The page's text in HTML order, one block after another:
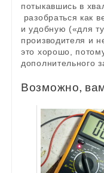
потыкавшись в
разобраться как
и удобную («для
производителя и
это хорошо,
дополнительного
Возможно,